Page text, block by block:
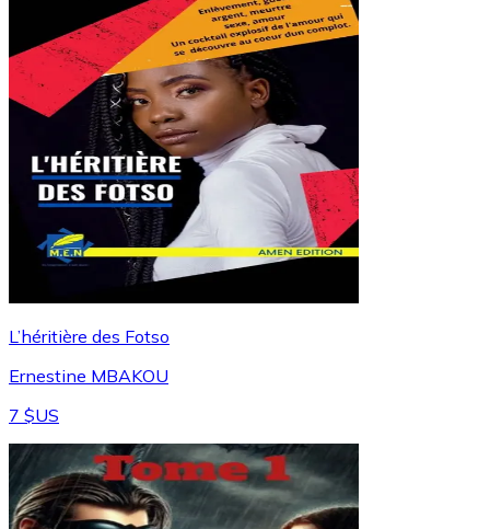
L’héritière des Fotso
Ernestine MBAKOU
7 $US